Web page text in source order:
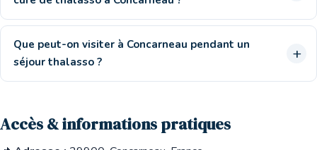
Que peut-on visiter à Concarneau pendant un
séjour thalasso ?
Accès & informations pratiques